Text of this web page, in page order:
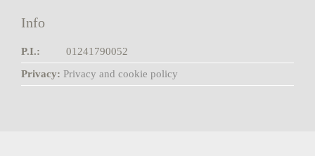
Info
P.I.:
01241790052
Privacy: Privacy and cookie policy